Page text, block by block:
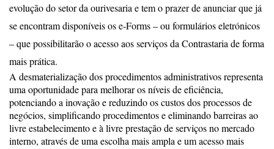
evolução do setor da ourivesaria e tem o prazer de anunciar que já
se encontram disponíveis os e-Forms – ou formulários eletrónicos
– que possibilitarão o acesso aos serviços da Contrastaria de forma
mais prática.
A desmaterialização dos procedimentos administrativos representa
uma oportunidade para melhorar os níveis de eficiência,
potenciando a inovação e reduzindo os custos dos processos de
negócios, simplificando procedimentos e eliminando barreiras ao
livre estabelecimento e à livre prestação de serviços no mercado
interno, através de uma escolha mais ampla e um acesso mais